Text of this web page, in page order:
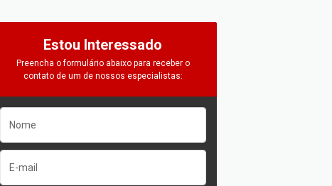
Estou Interessado
Preencha o formulário abaixo para receber o
contato de um de nossos especialistas: